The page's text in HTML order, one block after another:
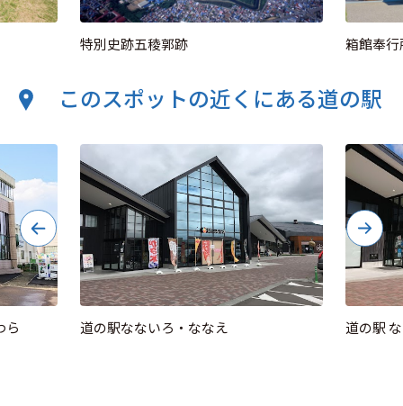
特別史跡五稜郭跡 箱館奉行
このスポットの近くにある道の駅
ら 道の駅なないろ・ななえ 道の駅